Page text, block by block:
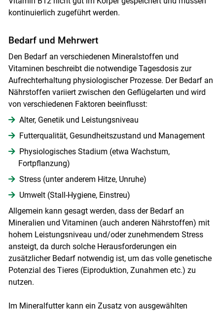
kontinuierlich zugeführt werden.
Bedarf und Mehrwert
Den Bedarf an verschiedenen Mineralstoffen und
Vitaminen beschreibt die notwendige Tagesdosis zur
Aufrechterhaltung physiologischer Prozesse. Der Bedarf an
Nährstoffen variiert zwischen den Geflügelarten und wird
von verschiedenen Faktoren beeinflusst:
Alter, Genetik und Leistungsniveau
Futterqualität, Gesundheitszustand und Management
Physiologisches Stadium (etwa Wachstum,
Fortpflanzung)
Stress (unter anderem Hitze, Unruhe)
Umwelt (Stall-Hygiene, Einstreu)
Allgemein kann gesagt werden, dass der Bedarf an
Mineralien und Vitaminen (auch anderen Nährstoffen) mit
hohem Leistungsniveau und/oder zunehmendem Stress
ansteigt, da durch solche Herausforderungen ein
zusätzlicher Bedarf notwendig ist, um das volle genetische
Potenzial des Tieres (Eiproduktion, Zunahmen etc.) zu
nutzen.
Im Mineralfutter kann ein Zusatz von ausgewählten